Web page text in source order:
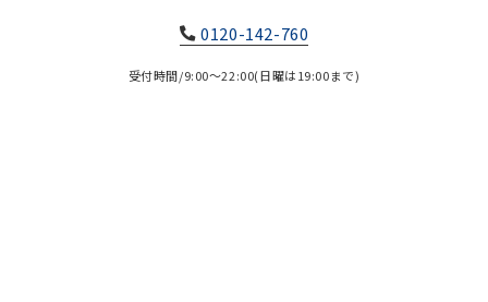
0120-142-760
受付時間/9:00～22:00(日曜は19:00まで)